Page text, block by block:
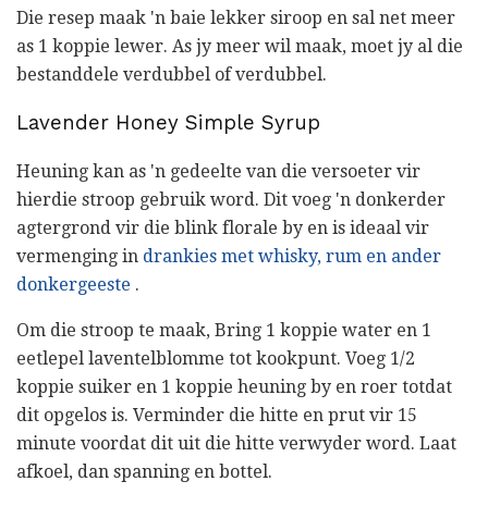
Die resep maak 'n baie lekker siroop en sal net meer
as 1 koppie lewer. As jy meer wil maak, moet jy al die
bestanddele verdubbel of verdubbel.
Lavender Honey Simple Syrup
Heuning kan as 'n gedeelte van die versoeter vir
hierdie stroop gebruik word. Dit voeg 'n donkerder
agtergrond vir die blink florale by en is ideaal vir
vermenging in drankies met whisky, rum en ander
donkergeeste .
Om die stroop te maak, Bring 1 koppie water en 1
eetlepel laventelblomme tot kookpunt. Voeg 1/2
koppie suiker en 1 koppie heuning by en roer totdat
dit opgelos is. Verminder die hitte en prut vir 15
minute voordat dit uit die hitte verwyder word. Laat
afkoel, dan spanning en bottel.